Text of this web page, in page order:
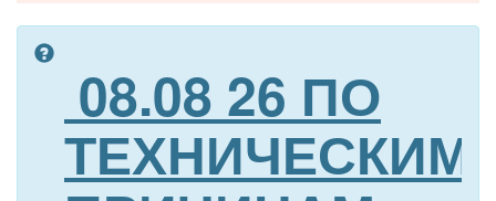
08.08 26 ПО
ТЕХНИЧЕСКИМ